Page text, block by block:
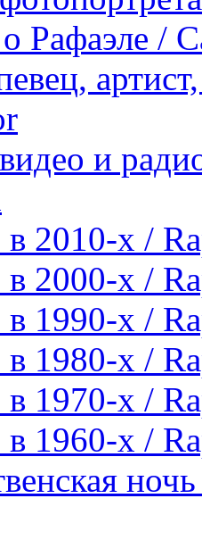
Рафаэле /
и
в 2010-х /
в 2000-х /
в 1990-х /
в 1980-х /
в 1970-х /
в 1960-х /